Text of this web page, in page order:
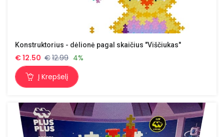
Konstruktorius - dėlionė pagal skaičius "Viščiukas"
€12.50 €12.99 4%
Į Krepšelį